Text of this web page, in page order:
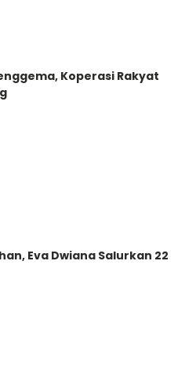
Koperasi Rakyat
Eva Dwiana Salurkan 22